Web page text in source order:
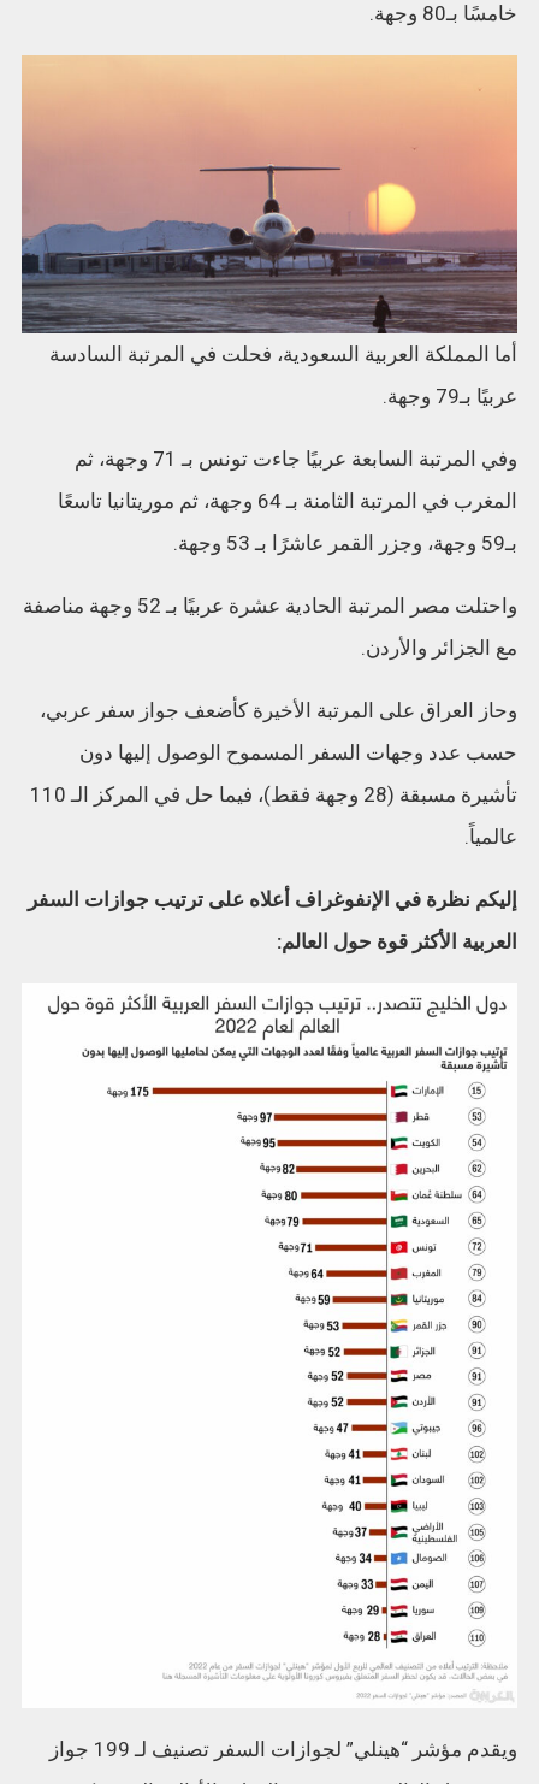
خامسًا بـ80 وجهة.
أما المملكة العربية السعودية، فحلت في المرتبة السادسة
عربيًا بـ79 وجهة.
وفي المرتبة السابعة عربيًا جاءت تونس بـ 71 وجهة، ثم
المغرب في المرتبة الثامنة بـ 64 وجهة، ثم موريتانيا تاسعًا
بـ59 وجهة، وجزر القمر عاشرًا بـ 53 وجهة.
واحتلت مصر المرتبة الحادية عشرة عربيًا بـ 52 وجهة مناصفة
مع الجزائر والأردن.
وحاز العراق على المرتبة الأخيرة كأضعف جواز سفر عربي،
حسب عدد وجهات السفر المسموح الوصول إليها دون
تأشيرة مسبقة (28 وجهة فقط)، فيما حل في المركز الـ 110
عالمياً.
إليكم نظرة في الإنفوغراف أعلاه على ترتيب جوازات السفر
العربية الأكثر قوة حول العالم:
ويقدم مؤشر “هينلي” لجوازات السفر تصنيف لـ 199 جواز